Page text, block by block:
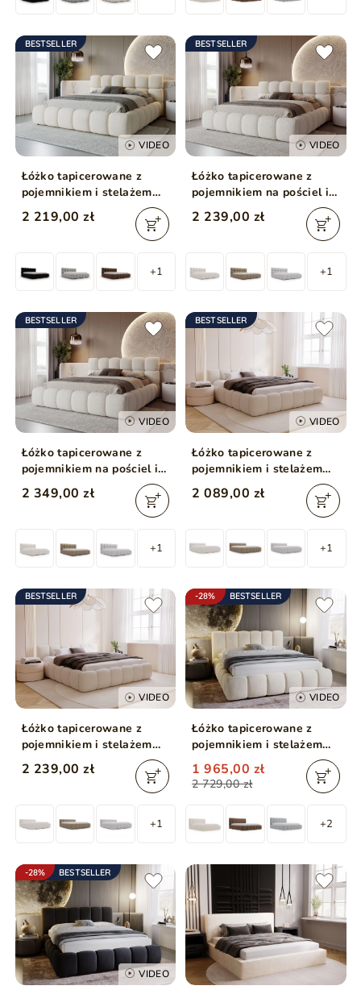
BESTSELLER
VIDEO
Łóżko tapicerowane z
pojemnikiem i stelażem
200x200 Modo Beżowe
2 219,00 zł
+1
BESTSELLER
VIDEO
Łóżko tapicerowane z
pojemnikiem na pościel i
stelażem 160x200 Modo w
tkaninie bouclé Beżowe
2 239,00 zł
+1
BESTSELLER
VIDEO
Łóżko tapicerowane z
pojemnikiem na pościel i
stelażem 200x200 Modo w
tkaninie bouclé Beżowe
2 349,00 zł
+1
BESTSELLER
VIDEO
Łóżko tapicerowane z
pojemnikiem i stelażem
140x200 Cloud Low
beżowe
2 089,00 zł
+1
BESTSELLER
VIDEO
Łóżko tapicerowane z
pojemnikiem i stelażem
200x200 Cloud Low
beżowe
2 239,00 zł
+1
-28% BESTSELLER
VIDEO
Łóżko tapicerowane z
pojemnikiem i stelażem
120x200 Cloud Beżowy
2 729,00 zł
1 965,00 zł
+2
-28% BESTSELLER
VIDEO